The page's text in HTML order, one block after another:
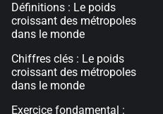
Définitions : Le poids
croissant des métropoles
dans le monde
Chiffres clés : Le poids
croissant des métropoles
dans le monde
Exercice fondamental :